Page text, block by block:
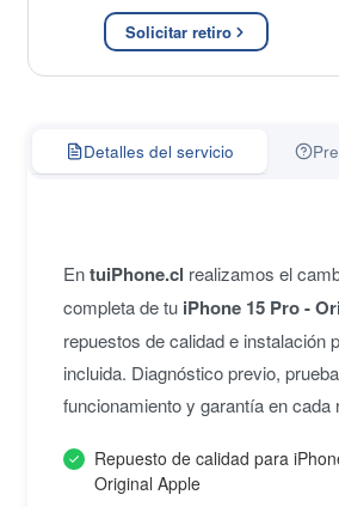
Solicitar retiro
Detalles del servicio
EntuiPhone.cl realizamos el
completa de tu iPhone 15 Pro -
repuestos de calidad e instalación
incluida. Diagnóstico previo,
funcionamiento y garantía en cada
Repuesto de calidad para
Original Apple